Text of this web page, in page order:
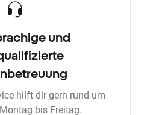
und
hilft dir gern rund um
bis Freitag.